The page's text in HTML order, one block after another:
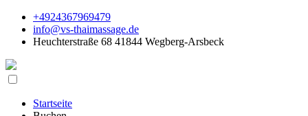
+4924367969479
info@vs-thaimassage.de
Heuchterstraße 68 41844 Wegberg-Arsbeck
Startseite